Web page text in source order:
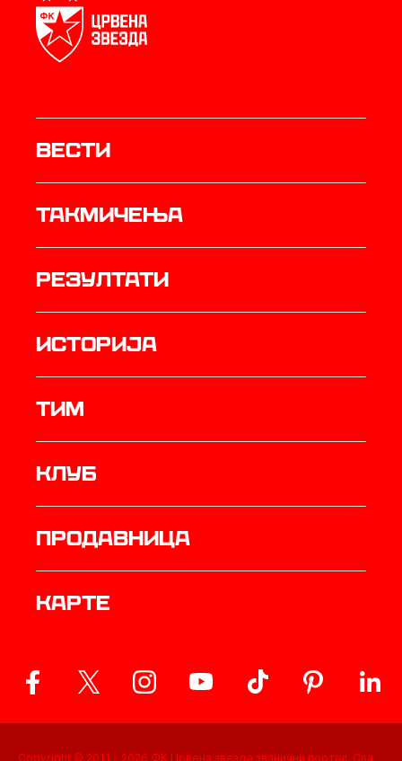
Вести
Такмичења
резултати
историја
ТИМ
Клуб
продавница
Карте
Copyright © 2011 - 2026 ФК Црвена звезда званични портал. Сва